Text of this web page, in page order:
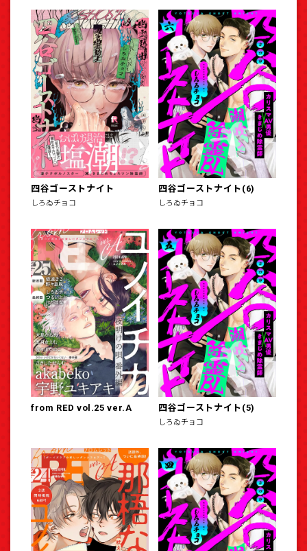
四谷ゴーストナイト
しろゐチョコ
四谷ゴーストナイト(6)
しろゐチョコ
from RED vol.25 ver.A 四谷ゴーストナイト(5)
しろゐチョコ